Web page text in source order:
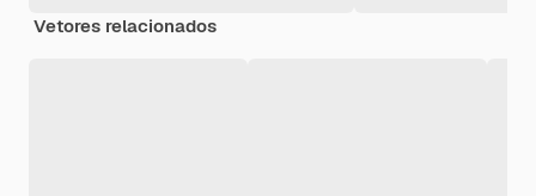
Vetores relacionados